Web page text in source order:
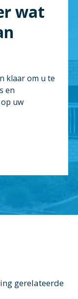
wat
klaar om u te
en
uw
gerelateerde